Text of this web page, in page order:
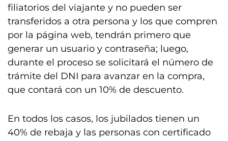
filiatorios del viajante y no pueden ser
transferidos a otra persona y los que compren
por la página web, tendrán primero que
generar un usuario y contraseña; luego,
durante el proceso se solicitará el número de
trámite del DNI para avanzar en la compra,
que contará con un 10% de descuento.
En todos los casos, los jubilados tienen un
40% de rebaja y las personas con certificado